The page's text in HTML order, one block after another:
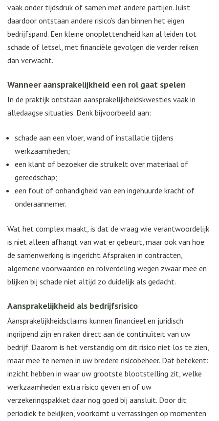
vaak onder tijdsdruk of samen met andere partijen. Juist
daardoor ontstaan andere risico’s dan binnen het eigen
bedrijfspand. Een kleine onoplettendheid kan al leiden tot
schade of letsel, met financiële gevolgen die verder reiken
dan verwacht.
Wanneer aansprakelijkheid een rol gaat spelen
In de praktijk ontstaan aansprakelijkheidskwesties vaak in
alledaagse situaties. Denk bijvoorbeeld aan:
schade aan een vloer, wand of installatie tijdens
werkzaamheden;
een klant of bezoeker die struikelt over materiaal of
gereedschap;
een fout of onhandigheid van een ingehuurde kracht of
onderaannemer.
Wat het complex maakt, is dat de vraag wie verantwoordelijk
is niet alleen afhangt van wat er gebeurt, maar ook van hoe
de samenwerking is ingericht. Afspraken in contracten,
algemene voorwaarden en rolverdeling wegen zwaar mee en
blijken bij schade niet altijd zo duidelijk als gedacht.
Aansprakelijkheid als bedrijfsrisico
Aansprakelijkheidsclaims kunnen financieel en juridisch
ingrijpend zijn en raken direct aan de continuïteit van uw
bedrijf. Daarom is het verstandig om dit risico niet los te zien,
maar mee te nemen in uw bredere risicobeheer. Dat betekent:
inzicht hebben in waar uw grootste blootstelling zit, welke
werkzaamheden extra risico geven en of uw
verzekeringspakket daar nog goed bij aansluit. Door dit
periodiek te bekijken, voorkomt u verrassingen op momenten